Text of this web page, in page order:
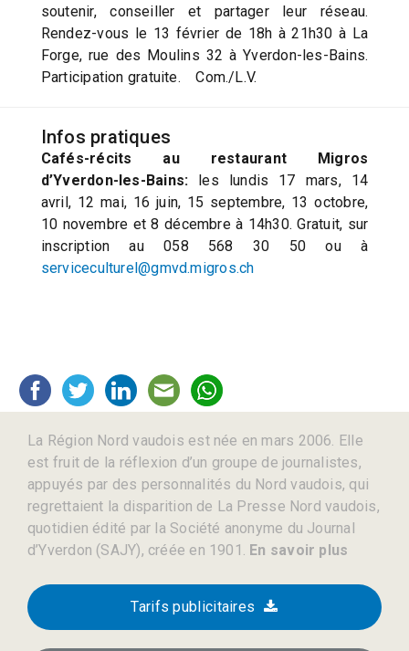
soutenir, conseiller et partager leur réseau.
Rendez-vous le 13 février de 18h à 21h30 à La
Forge, rue des Moulins 32 à Yverdon-les-Bains.
Participation gratuite. Com./L.V.
Infos pratiques
Cafés-récits au restaurant Migros
d’Yverdon-les-Bains: les lundis 17 mars, 14
avril, 12 mai, 16 juin, 15 septembre, 13 octobre,
10 novembre et 8 décembre à 14h30. Gratuit, sur
inscription au 058 568 30 50 ou à
serviceculturel@gmvd.migros.ch
La Région Nord vaudois est née en mars 2006. Elle
est fruit de la réflexion d’un groupe de journalistes,
appuyés par des personnalités du Nord vaudois, qui
regrettaient la disparition de La Presse Nord vaudois,
quotidien édité par la Société anonyme du Journal
d’Yverdon (SAJY), créée en 1901. En savoir plus
Tarifs publicitaires